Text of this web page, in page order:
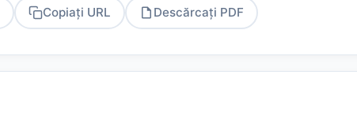
Copiați URL Descărcați PDF